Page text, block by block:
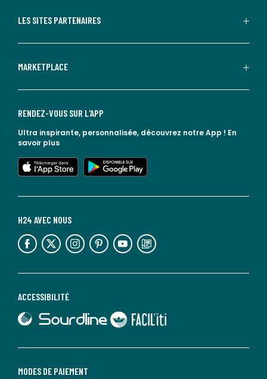
LES SITES PARTENAIRES
MARKETPLACE
MODES DE PAIEMENT
ACCESSIBILITÉ
lien vers Sourdline
lien vers Faciliti
H24 AVEC NOUS
lien vers l'espace réseaux sociaux lien vers l'espace réseaux sociaux lien vers l'espace réseaux sociaux lien vers l'espace réseaux sociaux lien vers l'espace réseaux sociaux lien vers le blog la redoute
RENDEZ-VOUS SUR L'APP
Ultra inspirante, personnalisée, découvrez notre App ! En
savoir plus
lien vers l'app store
lien vers google play